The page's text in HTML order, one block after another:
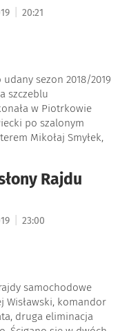
20:21
udany sezon 2018/2019
szczeblu
w Piotrkowie
po szalonym
Mikołaj Smyłek,
Rajdu
23:00
samochodowe
Wisławski, komandor
druga eliminacja